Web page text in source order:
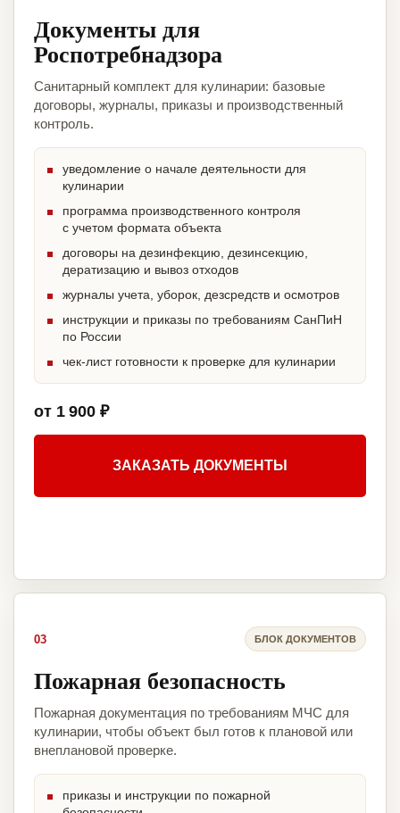
Документы для
Роспотребнадзора
Санитарный комплект для кулинарии: базовые
договоры, журналы, приказы и производственный
контроль.
уведомление о начале деятельности для
кулинарии
программа производственного контроля
с учетом формата объекта
договоры на дезинфекцию, дезинсекцию,
дератизацию и вывоз отходов
журналы учета, уборок, дезсредств и осмотров
инструкции и приказы по требованиям СанПиН
по России
чек-лист готовности к проверке для кулинарии
от 1 900 ₽
ЗАКАЗАТЬ ДОКУМЕНТЫ
03 БЛОК ДОКУМЕНТОВ
Пожарная безопасность
Пожарная документация по требованиям МЧС для
кулинарии, чтобы объект был готов к плановой или
внеплановой проверке.
приказы и инструкции по пожарной